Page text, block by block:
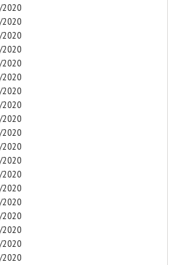
2020
2020
2020
2020
2020
2020
2020
2020
2020
2020
2020
2020
2020
2020
2020
2020
2020
2020
2020